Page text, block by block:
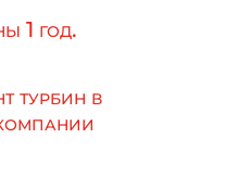
1 год.
турбин в